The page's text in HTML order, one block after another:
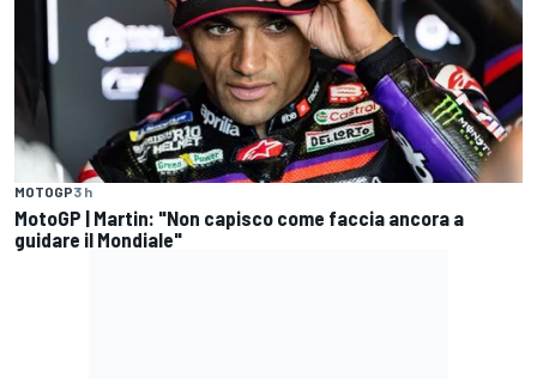
MOTOGP3 h
MotoGP | Martin: "Non capisco come faccia ancora a
guidare il Mondiale"